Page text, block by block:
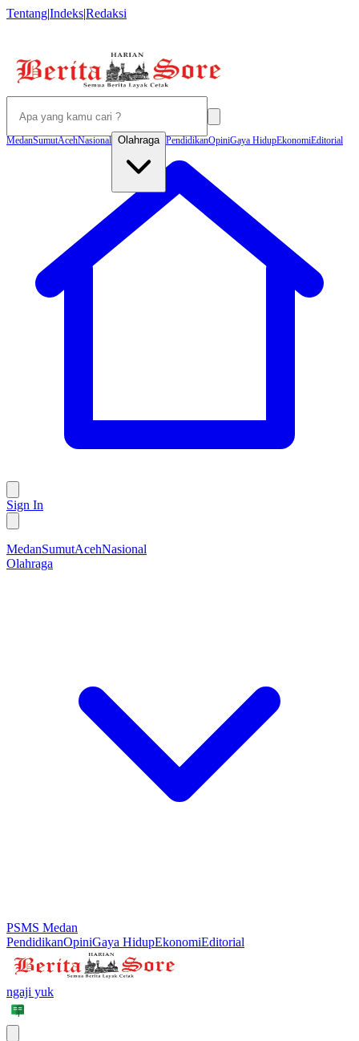
Tentang|Indeks|Redaksi
MedanSumutAcehNasional Olahraga PendidikanOpiniGaya HidupEkonomiEditorial
Sign In
MedanSumutAcehNasional
Olahraga
PSMS Medan
PendidikanOpiniGaya HidupEkonomiEditorial
ngaji yuk